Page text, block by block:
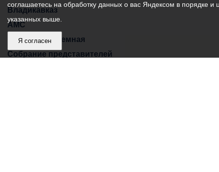
Владикавказ:
Владикавказ
АМС
Интернет приемная
Собрание представителей
соглашаетесь на обработку данных о вас Яндексом в порядке и
указанных выше.
Я согласен